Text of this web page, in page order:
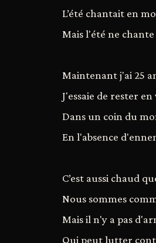
L’été chantait en
Mais l'été ne
Maintenant j'ai 25
J'essaie de rester en
Dans un coin du
En l'absence
C’est aussi chaud
Nous sommes
Mais il n'y a pas
Qui peut lutter